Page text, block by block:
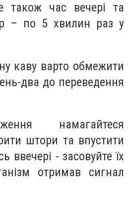
також час вечері та
– по 5 хвилин раз у
каву варто обмежити
два до переведення
намагайтеся
штори та впустити
ввечері - засовуйте їх
отримав сигнал